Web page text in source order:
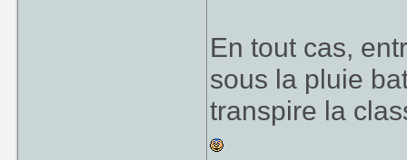
En tout cas,
sous la pluie
transpire la